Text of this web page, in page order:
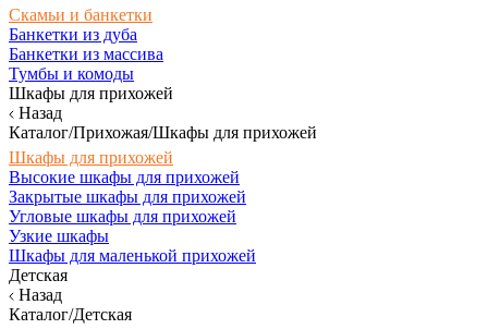
Скамьи и банкетки
Банкетки из дуба
Банкетки из массива
Тумбы и комоды
Шкафы для прихожей
Назад
Каталог/Прихожая/Шкафы для прихожей
Шкафы для прихожей
Высокие шкафы для прихожей
Закрытые шкафы для прихожей
Угловые шкафы для прихожей
Узкие шкафы
Шкафы для маленькой прихожей
Детская
Назад
Каталог/Детская